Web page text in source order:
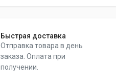
Быстрая доставка
Отправка товара в день
заказа. Оплата при
получении.